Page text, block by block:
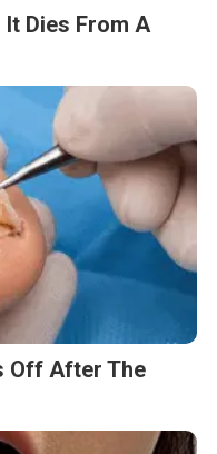
Dies From A
Off After The